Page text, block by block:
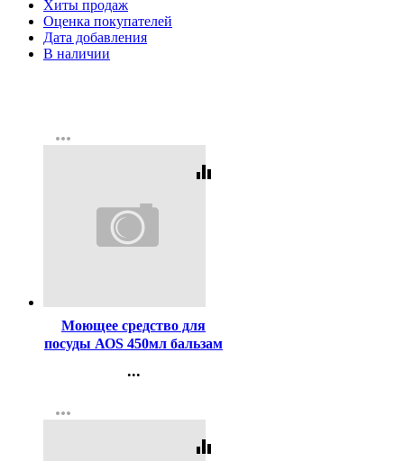
Хиты продаж
Оценка покупателей
Дата добавления
В наличии
more_horiz
equalizer
Моющее средство для
посуды АОS 450мл бальзам
...
Регистрация
more_horiz
equalizer